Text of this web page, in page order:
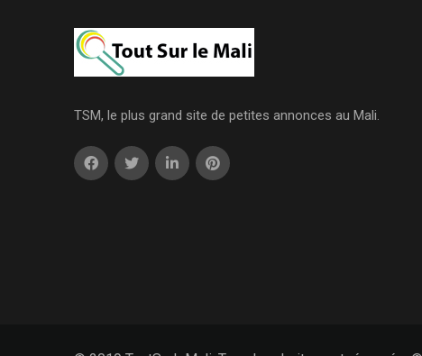
TSM, le plus grand site de petites annonces au Mali.